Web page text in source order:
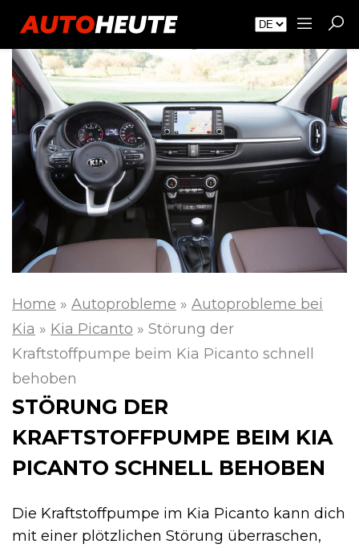
Home » Autoprobleme » Autoprobleme bei
Kia » Kia Picanto » Störung der
Kraftstoffpumpe beim Kia Picanto schnell
behoben
STÖRUNG DER
KRAFTSTOFFPUMPE BEIM KIA
PICANTO SCHNELL BEHOBEN
Die Kraftstoffpumpe im Kia Picanto kann dich
mit einer plötzlichen Störung überraschen,